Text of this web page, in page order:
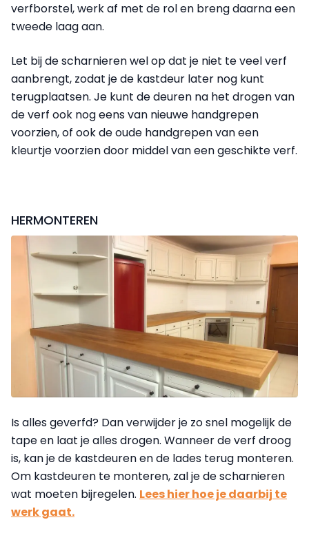
verfborstel, werk af met de rol en breng daarna een
tweede laag aan.
Let bij de scharnieren wel op dat je niet te veel verf
aanbrengt, zodat je de kastdeur later nog kunt
terugplaatsen. Je kunt de deuren na het drogen van
de verf ook nog eens van nieuwe handgrepen
voorzien, of ook de oude handgrepen van een
kleurtje voorzien door middel van een geschikte verf.
HERMONTEREN
Is alles geverfd? Dan verwijder je zo snel mogelijk de
tape en laat je alles drogen. Wanneer de verf droog
is, kan je de kastdeuren en de lades terug monteren.
Om kastdeuren te monteren, zal je de scharnieren
wat moeten bijregelen. Lees hier hoe je daarbij te
werk gaat.